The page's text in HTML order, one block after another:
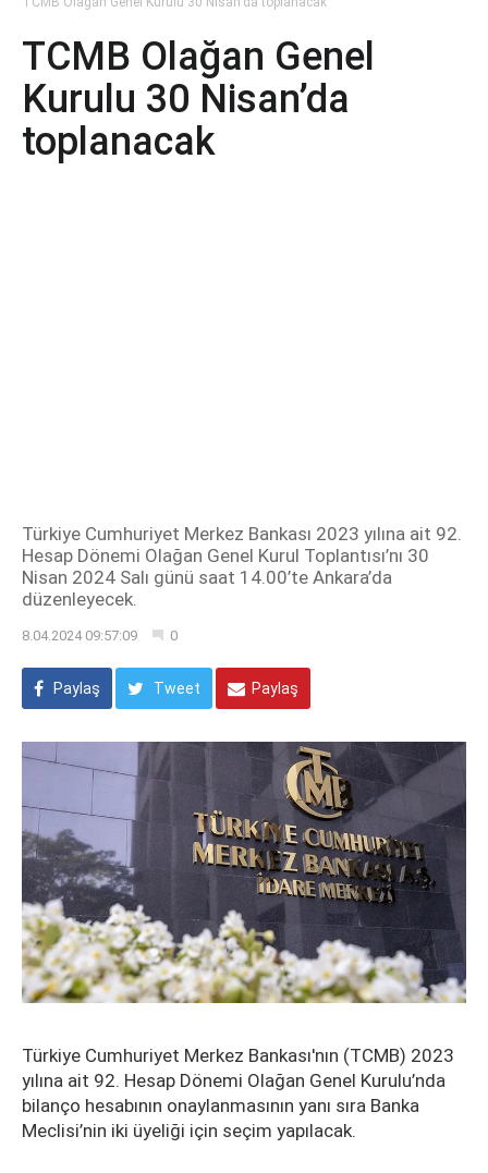
TCMB Olağan Genel
Kurulu 30 Nisan’da
toplanacak
Türkiye Cumhuriyet Merkez Bankası 2023 yılına ait 92.
Hesap Dönemi Olağan Genel Kurul Toplantısı’nı 30
Nisan 2024 Salı günü saat 14.00’te Ankara’da
düzenleyecek.
8.04.2024 09:57:09 0
Paylaş Tweet Paylaş
Türkiye Cumhuriyet Merkez Bankası'nın (TCMB) 2023
yılına ait 92. Hesap Dönemi Olağan Genel Kurulu’nda
bilanço hesabının onaylanmasının yanı sıra Banka
Meclisi’nin iki üyeliği için seçim yapılacak.